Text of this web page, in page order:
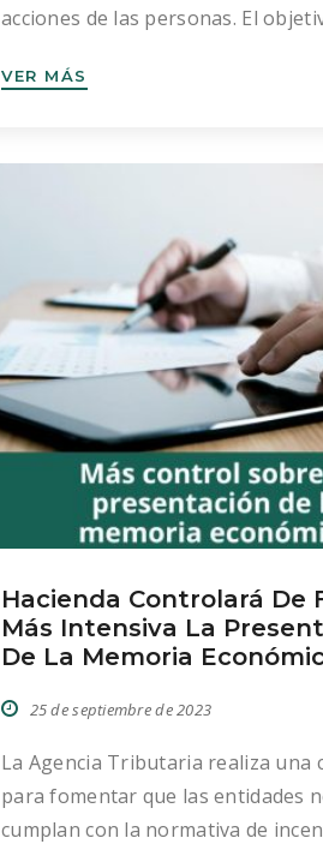
acciones de las personas. El
de diciembre, a celebrar la acción
VER MÁS
Hacienda Controlará De
Más Intensiva La
De La Memoria
25 de septiembre de 2023
La Agencia Tributaria realiza una
para fomentar que las entidades
cumplan con la normativa de